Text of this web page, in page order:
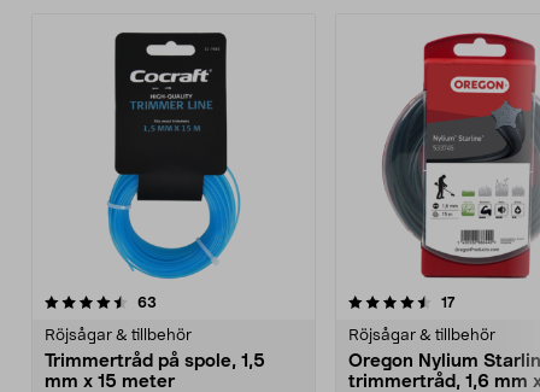
63
Röjsågar & tillbehör
Trimmertråd på spole, 1,5
mm x 15 meter
4.5 av 5 stjärnor 17recensioner
Röjsågar & tillbehör
Oregon Nylium
trimmertråd, 1,6 mm
4.5 av 5 stjärnor